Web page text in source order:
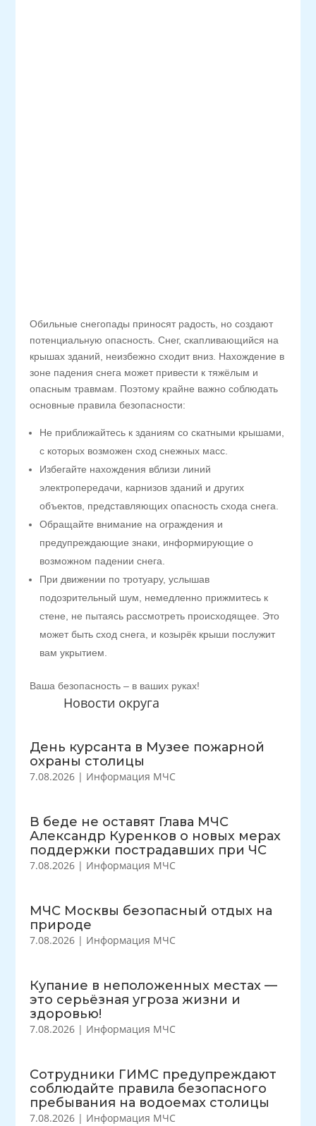
Новости округа
День курсанта в Музее пожарной
охраны столицы
7.08.2026 | Информация МЧС
В беде не оставят Глава МЧС
Александр Куренков о новых мерах
поддержки пострадавших при ЧС
7.08.2026 | Информация МЧС
МЧС Москвы безопасный отдых на
природе
7.08.2026 | Информация МЧС
Купание в неположенных местах —
это серьёзная угроза жизни и
здоровью!
7.08.2026 | Информация МЧС
Сотрудники ГИМС предупреждают
соблюдайте правила безопасного
пребывания на водоемах столицы
7.08.2026 | Информация МЧС
Обильные снегопады приносят радость, но создают
потенциальную опасность. Снег, скапливающийся на
крышах зданий, неизбежно сходит вниз. Нахождение в
зоне падения снега может привести к тяжёлым и
опасным травмам. Поэтому крайне важно соблюдать
основные правила безопасности:
Не приближайтесь к зданиям со скатными крышами,
с которых возможен сход снежных масс.
Избегайте нахождения вблизи линий
электропередачи, карнизов зданий и других
объектов, представляющих опасность схода снега.
Обращайте внимание на ограждения и
предупреждающие знаки, информирующие о
возможном падении снега.
При движении по тротуару, услышав
подозрительный шум, немедленно прижмитесь к
стене, не пытаясь рассмотреть происходящее. Это
может быть сход снега, и козырёк крыши послужит
вам укрытием.
Ваша безопасность – в ваших руках!